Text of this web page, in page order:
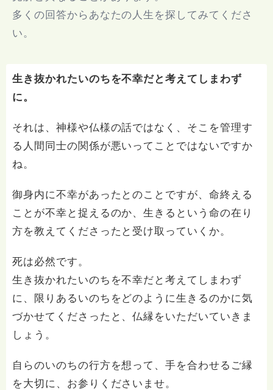
多くの回答からあなたの人生を探してみてくださ
い。
生き抜かれたいのちを不幸だと考えてしまわず
に。
それは、神様や仏様の話ではなく、そこを管理す
る人間同士の関係が悪いってことではないですか
ね。
御身内に不幸があったとのことですが、命終える
ことが不幸と捉えるのか、生きるという命の在り
方を教えてくださったと受け取っていくか。
死は必然です。
生き抜かれたいのちを不幸だと考えてしまわず
に、限りあるいのちをどのように生きるのかに気
づかせてくださったと、仏縁をいただいていきま
しょう。
自らのいのちの行方を想って、手を合わせるご縁
を大切に、お参りくださいませ。